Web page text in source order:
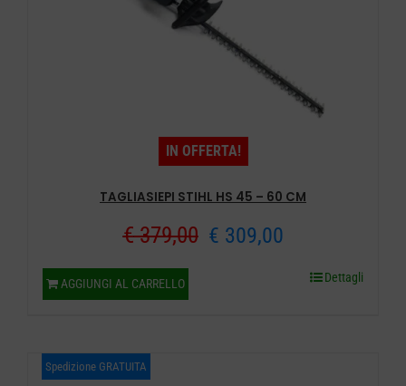
IN OFFERTA!
TAGLIASIEPI STIHL HS 45 – 60 CM
€379,00 Il
€ 309,00Il
prezzo
AGGIUNGI AL CARRELLO Dettagli
Spedizione GRATUITA